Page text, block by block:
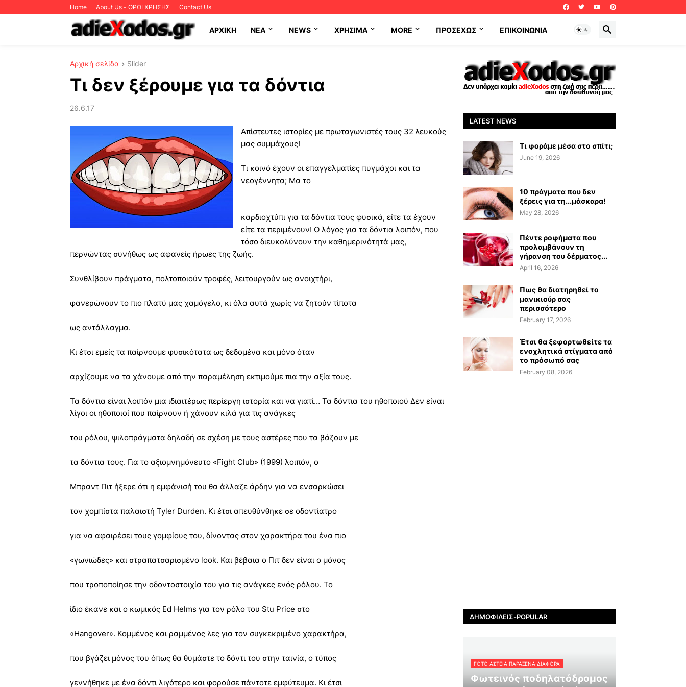
Home About Us - ΟΡΟΙ ΧΡΗΣΗΣ Contact Us
ΑΡΧΙΚΗ NEA NEWS ΧΡΉΣΙΜΑ MORE ΠΡΟΣΕΧΩΣ ΕΠΙΚΟΙΝΩΝΊΑ
Αρχική σελίδα Slider
Τι δεν ξέρουμε για τα δόντια
26.6.17
Απίστευτες ιστορίες με πρωταγωνιστές τους 32 λευκούς
μας συμμάχους!
Τι κοινό έχουν οι επαγγελματίες πυγμάχοι και τα
νεογέννητα; Μα το
καρδιοχτύπι για τα δόντια τους φυσικά, είτε τα έχουν
είτε τα περιμένουν! Ο λόγος για τα δόντια λοιπόν, που
τόσο διευκολύνουν την καθημερινότητά μας,
περνώντας συνήθως ως αφανείς ήρωες της ζωής.
Συνθλίβουν πράγματα, πολτοποιούν τροφές, λειτουργούν ως ανοιχτήρι,
φανερώνουν το πιο πλατύ μας χαμόγελο, κι όλα αυτά χωρίς να ζητούν τίποτα
ως αντάλλαγμα.
Κι έτσι εμείς τα παίρνουμε φυσικότατα ως δεδομένα και μόνο όταν
αρχίζουμε να τα χάνουμε από την παραμέληση εκτιμούμε πια την αξία τους.
Τα δόντια είναι λοιπόν μια ιδιαιτέρως περίεργη ιστορία και να γιατί… Τα δόντια του ηθοποιού Δεν είναι
λίγοι οι ηθοποιοί που παίρνουν ή χάνουν κιλά για τις ανάγκες
του ρόλου, ψιλοπράγματα δηλαδή σε σχέση με τους αστέρες που τα βάζουν με
τα δόντια τους. Για το αξιομνημόνευτο «Fight Club» (1999) λοιπόν, ο
Μπραντ Πιτ ήξερε ότι η εμφάνισή του θα άλλαζε άρδην για να ενσαρκώσει
τον χομπίστα παλαιστή Tyler Durden. Κι έτσι απευθύνθηκε σε οδοντίατρο
για να αφαιρέσει τους γομφίους του, δίνοντας στον χαρακτήρα του ένα πιο
«γωνιώδες» και στραπατσαρισμένο look. Και βέβαια ο Πιτ δεν είναι ο μόνος
που τροποποίησε την οδοντοστοιχία του για τις ανάγκες ενός ρόλου. Το
ίδιο έκανε και ο κωμικός Ed Helms για τον ρόλο του Stu Price στο
«Hangover». Κομμένος και ραμμένος λες για τον συγκεκριμένο χαρακτήρα,
που βγάζει μόνος του όπως θα θυμάστε το δόντι του στην ταινία, ο τύπος
γεννήθηκε με ένα δόντι λιγότερο και φορούσε πάντοτε εμφύτευμα. Κι έτσι
LATEST NEWS
Τι φοράμε μέσα στο σπίτι;
June 19, 2026
10 πράγματα που δεν
ξέρεις για τη...μάσκαρα!
May 28, 2026
Πέντε ροφήματα που
προλαμβάνουν τη
γήρανση του δέρματος...
April 16, 2026
Πως θα διατηρηθεί το
μανικιούρ σας
περισσότερο
February 17, 2026
Έτσι θα ξεφορτωθείτε τα
ενοχλητικά στίγματα από
το πρόσωπό σας
February 08, 2026
ΔΗΜΟΦΙΛΕΊΣ-POPULAR
FOTO ΑΣΤΕΙΑ ΠΑΡΑΞΕΝΑ ΔΙΑΦΟΡΑ
Φωτεινός ποδηλατόδρομος